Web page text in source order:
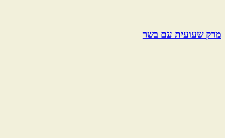
מרק שעועית עם בשר